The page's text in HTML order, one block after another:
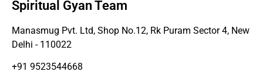
Spiritual Gyan Team
Manasmug Pvt. Ltd, Shop No.12, Rk Puram Sector 4, New
Delhi - 110022
+91 9523544668